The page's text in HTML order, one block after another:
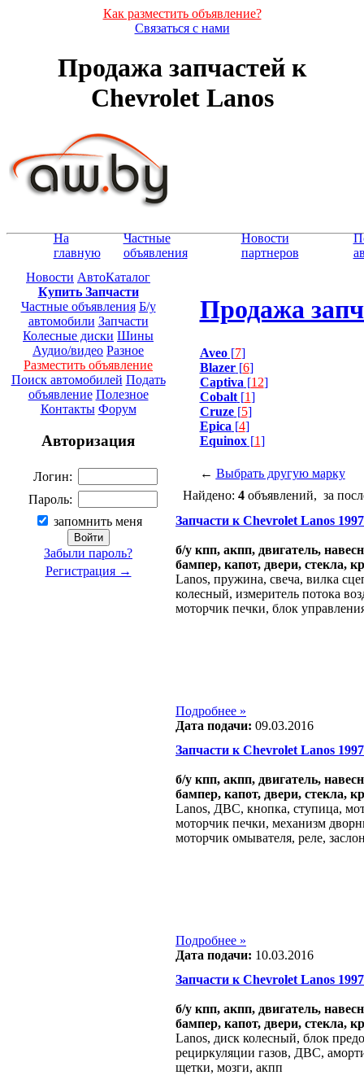
Как разместить объявление?
Связаться с нами
Продажа запчастей к
Chevrolet Lanos
На
главную
Частные
объявления
Новости
партнеров
Новости АвтоКаталог
Купить Запчасти
Частные объявления Б/у
автомобили Запчасти
Колесные диски Шины
Аудио/видео Разное
Разместить объявление
Поиск автомобилей Подать
объявление Полезное
Контакты Форум
Авторизация
Логин:
Пароль:
запомнить меня
Забыли пароль?
Регистрация →
Продажа
Aveo[7]
Blazer[6]
Captiva [12]
Cobalt[1]
Cruze[5]
Epica [4]
Equinox[1]
← Выбрать другую марку
Найдено: 4объявлений, за
Запчасти к Chevrolet Lanos
б/у кпп, акпп, двигатель,
бампер, капот, двери, стекла,
Lanos, пружина, свеча, вилка
колесный, измеритель потока
моторчик печки, блок
Подробнее »
Дата подачи: 09.03.2016
Запчасти к Chevrolet Lanos
б/у кпп, акпп, двигатель,
бампер, капот, двери, стекла,
Lanos, ДВС, кнопка, ступица,
моторчик печки, механизм
моторчик омывателя, реле,
Подробнее »
Дата подачи: 10.03.2016
Запчасти к Chevrolet Lanos
б/у кпп, акпп, двигатель,
бампер, капот, двери, стекла,
Lanos, диск колесный, блок
рециркуляции газов, ДВС,
щетки, мозги, акпп